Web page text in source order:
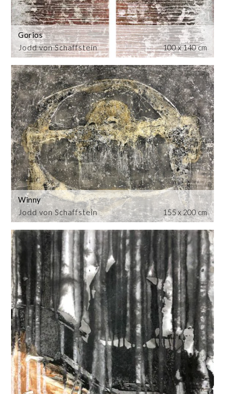
Jodd von Schaffstein
Gorios
100 x 140 cm
Jodd von Schaffstein
Winny
155 x 200 cm